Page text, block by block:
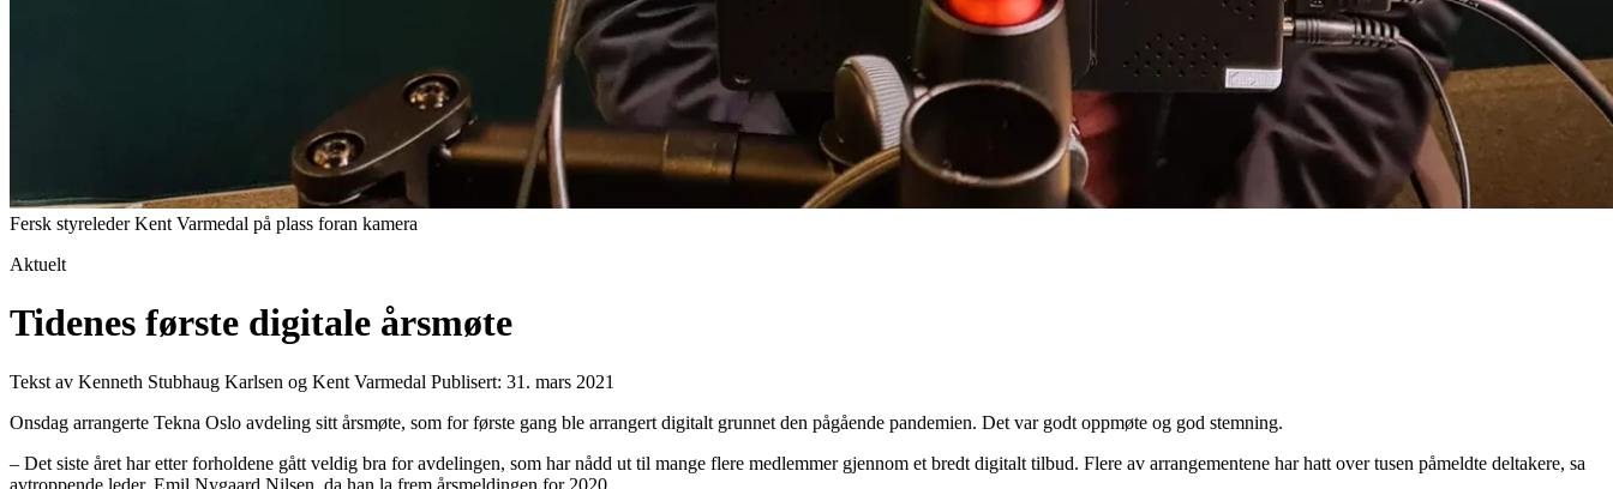
Fersk styreleder Kent Varmedal på plass foran kamera
Aktuelt
Tidenes første digitale årsmøte
Tekst av Kenneth Stubhaug Karlsen og Kent Varmedal Publisert: 31. mars 2021
Onsdag arrangerte Tekna Oslo avdeling sitt årsmøte, som for første gang ble arrangert digitalt grunnet den pågående pandemien. Det var godt oppmøte og god stemning.
– Det siste året har etter forholdene gått veldig bra for avdelingen, som har nådd ut til mange flere medlemmer gjennom et bredt digitalt tilbud. Flere av arrangementene har hatt over tusen påmeldte deltakere, sa
avtroppende leder, Emil Nygaard Nilsen, da han la frem årsmeldingen for 2020.